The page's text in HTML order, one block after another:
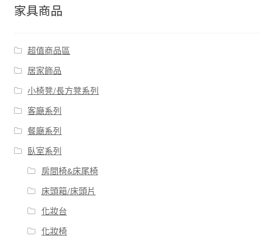
家具商品
超值商品區
居家飾品
小椅凳/長方凳系列
客廰系列
餐廰系列
臥室系列
房間椅&床尾椅
床頭箱/床頭片
化妝台
化妝椅